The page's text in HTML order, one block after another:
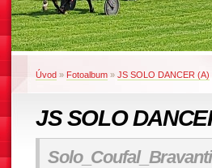
Úvod » Fotoalbum » JS SOLO DANCER (A)
JS SOLO